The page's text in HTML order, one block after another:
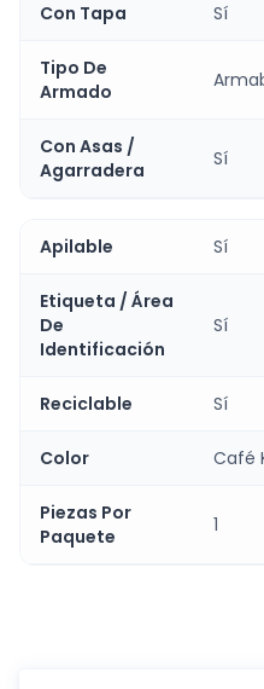
Con Tapa Sí
Tipo De
Armado
Con Asas /
Agarradera
Sí
Apilable Sí
Etiqueta / Área
De
Identificación
Sí
Reciclable Sí
Color Café
Piezas Por
Paquete
1